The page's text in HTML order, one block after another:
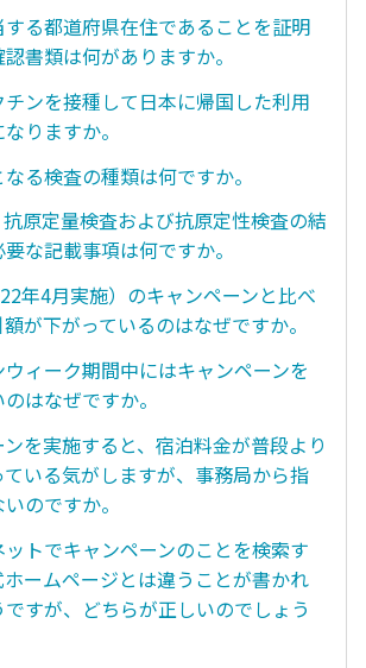
る都道府県在住であることを証明
書類は何がありますか。
ンを接種して日本に帰国した利用
りますか。
る検査の種類は何ですか。
抗原定量検査および抗原定性検査の結
な記載事項は何ですか。
年4月実施）のキャンペーンと比べ
が下がっているのはなぜですか。
ウィーク期間中にはキャンペーンを
はなぜですか。
を実施すると、宿泊料金が普段より
いる気がしますが、事務局から指
のですか。
トでキャンペーンのことを検索す
ホームページとは違うことが書かれ
すが、どちらが正しいのでしょう